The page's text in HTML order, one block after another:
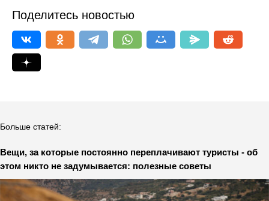
Поделитесь новостью
Больше статей:
Вещи, за которые постоянно переплачивают туристы - об
этом никто не задумывается: полезные советы